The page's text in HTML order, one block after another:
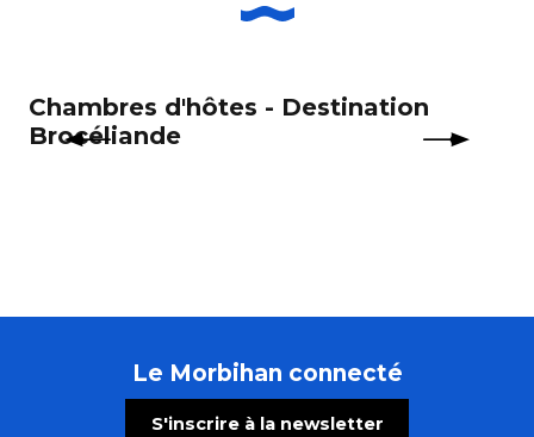
Chambres d'hôtes - Destination
Brocéliande
Le Morbihan connecté
S'inscrire à la newsletter